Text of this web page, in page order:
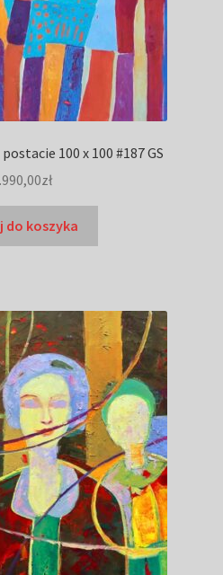
Rozwiń
menu
potomne
100 x 100 #187 GS
zł
do koszyka